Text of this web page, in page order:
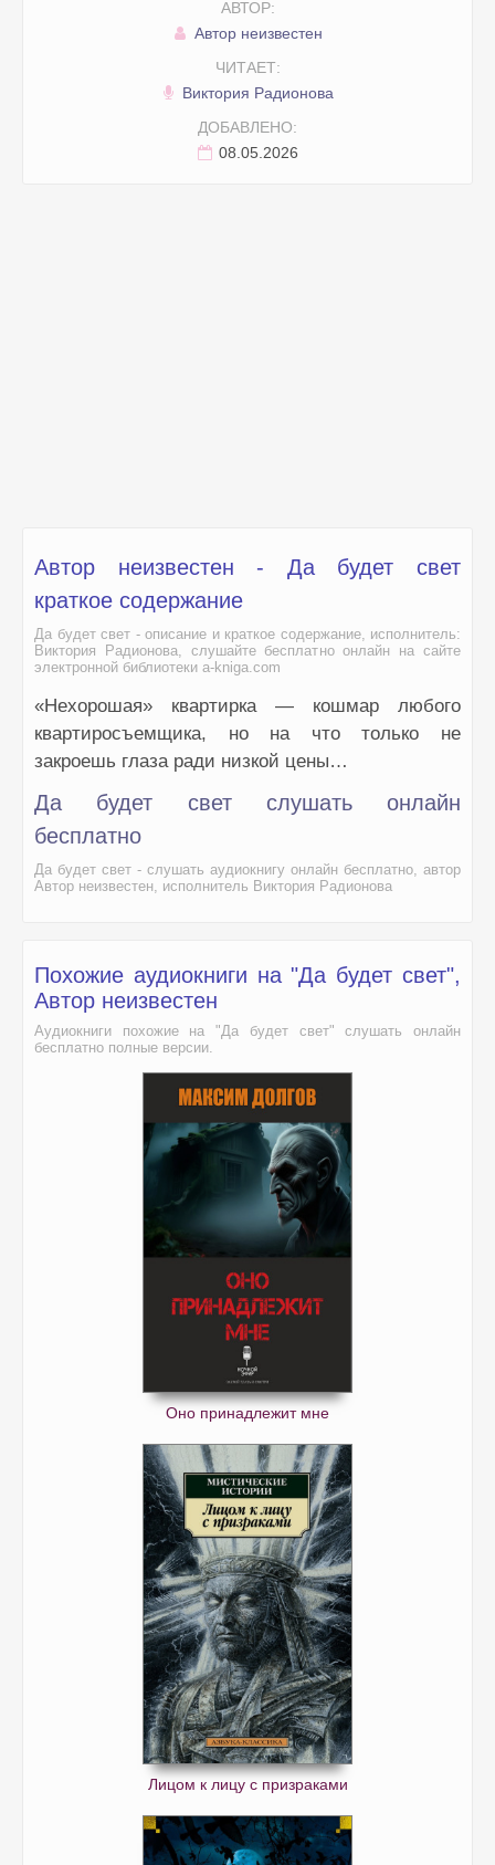
АВТОР:
Автор неизвестен
ЧИТАЕТ:
Виктория Радионова
ДОБАВЛЕНО:
08.05.2026
Автор неизвестен - Да будет свет
краткое содержание
Да будет свет - описание и краткое содержание, исполнитель:
Виктория Радионова, слушайте бесплатно онлайн на сайте
электронной библиотеки a-kniga.com
«Нехорошая» квартирка — кошмар любого
квартиросъемщика, но на что только не
закроешь глаза ради низкой цены…
Да будет свет слушать онлайн
бесплатно
Да будет свет - слушать аудиокнигу онлайн бесплатно, автор
Автор неизвестен, исполнитель Виктория Радионова
Похожие аудиокниги на "Да будет свет",
Автор неизвестен
Аудиокниги похожие на "Да будет свет" слушать онлайн
бесплатно полные версии.
Оно принадлежит мне
Лицом к лицу с призраками